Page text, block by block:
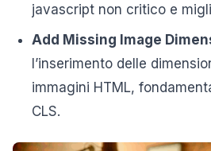
javascript non critico e
Add Missing Image
l’inserimento delle
immagini HTML,
CLS.